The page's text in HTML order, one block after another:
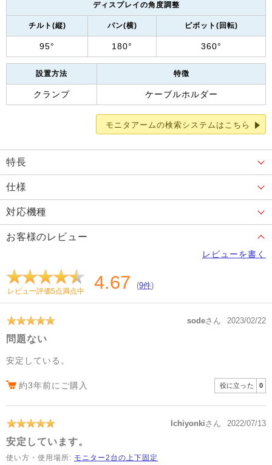
ディスプレイの角度調整
チルト(縦) パン(横) ピボット(回転)
95° 180° 360°
設置方法 特徴
クランプ ケーブルホルダー
モニタアームの検索システムはこちら
特長
仕様
対応機種
お客様のレビュー
レビューを書く
レビュー評価5点満点中 4.67 (9件)
sodeさん 2023/02/22
問題ない
安定している。
約3年前にご購入 役に立った 0
Ichiyonkiさん 2022/07/13
安定しています。
使い方・使用場所: モニター2台の上下固定